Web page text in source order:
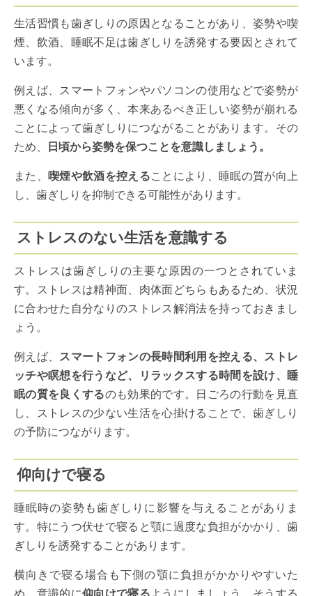
生活習慣も歯ぎしりの原因となることがあり、姿勢や喫
煙、飲酒、睡眠不足は歯ぎしりを誘発する要因とされて
います。
例えば、スマートフォンやパソコンの使用などで姿勢が
悪くなる傾向が多く、本来あるべき正しい姿勢が崩れる
ことによって歯ぎしりにつながることがあります。その
ため、
日頃から姿勢を保つことを意識しましょう。
また、 喫煙や飲酒を控えることにより、睡眠の質が向上
し、歯ぎしりを抑制できる可能性があります。
ストレスのない生活を意識する
ストレスは歯ぎしりの主要な原因の一つとされていま
す。ストレスは精神面、肉体面どちらもあるため、状況
に合わせた自分なりのストレス解消法を持っておきまし
ょう。
例えば、 スマートフォンの長時間利用を控える、ストレ
ッチや瞑想を行うなど、リラックスする時間を設け、睡
眠の質を良くするのも効果的です。日ごろの行動を見直
し、ストレスの少ない生活を心掛けることで、歯ぎしり
の予防につながります。
仰向けで寝る
睡眠時の姿勢も歯ぎしりに影響を与えることがありま
す。特にうつ伏せで寝ると顎に過度な負担がかかり、歯
ぎしりを誘発することがあります。
横向きで寝る場合も下側の顎に負担がかかりやすいた